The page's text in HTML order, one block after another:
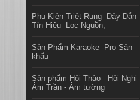
Phụ Kiện Triệt Rung- Dây Dẫn-
Tín Hiệu- Lọc Nguồn,
Sản Phẩm Karaoke -Pro Sân
khấu
Sản phẩm Hội Thảo - Hội Nghị-
Âm Trần - Âm tường